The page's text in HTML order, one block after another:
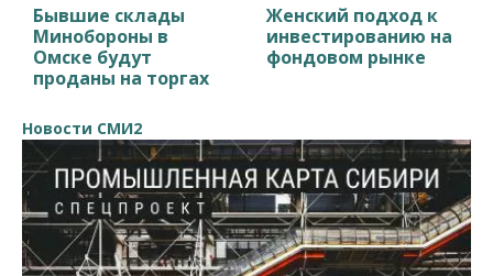
Бывшие склады
Минобороны в
Омске будут
проданы на торгах
Женский подход к
инвестированию на
фондовом рынке
Новости СМИ2